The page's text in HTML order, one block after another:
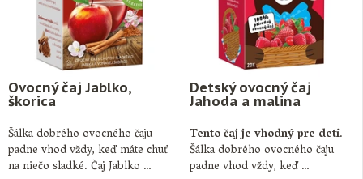
Ovocný čaj Jablko,
škorica
Šálka dobrého ovocného čaju
padne vhod vždy, keď máte chuť
na niečo sladké. Čaj Jablko …
Detský ovocný čaj
Jahoda a malina
Tento čaj je vhodný pre deti.
Šálka dobrého ovocného čaju
padne vhod vždy, keď …